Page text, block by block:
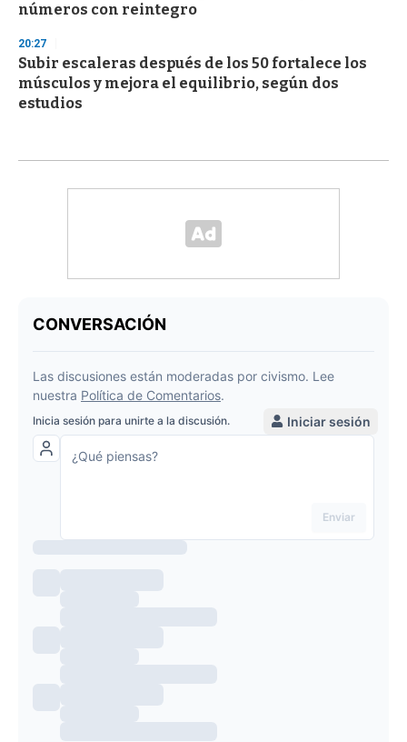
números con reintegro
20:27
Subir escaleras después de los 50 fortalece los
músculos y mejora el equilibrio, según dos
estudios